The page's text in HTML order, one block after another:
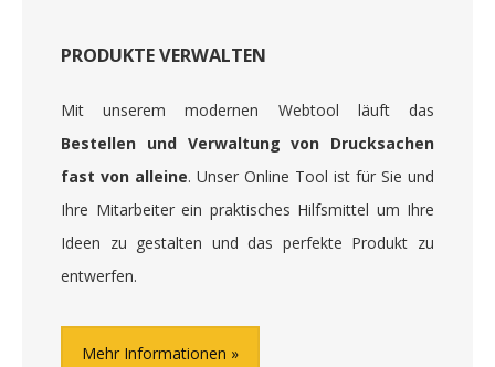
PRODUKTE VERWALTEN
Mit unserem modernen Webtool läuft das
Bestellen und Verwaltung von Drucksachen
fast von alleine. Unser Online Tool ist für Sie und
Ihre Mitarbeiter ein praktisches Hilfsmittel um Ihre
Ideen zu gestalten und das perfekte Produkt zu
entwerfen.
Mehr Informationen